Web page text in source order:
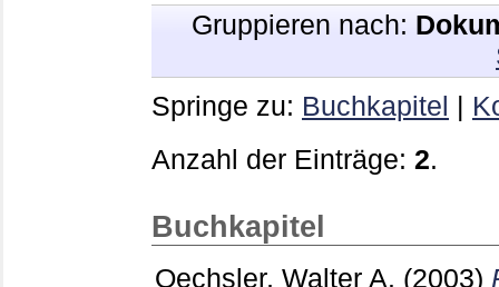
Gruppieren nach:
Springe zu: Buchkapitel
Anzahl der Einträge: 2.
Buchkapitel
Oechsler, Walter A. (2003)